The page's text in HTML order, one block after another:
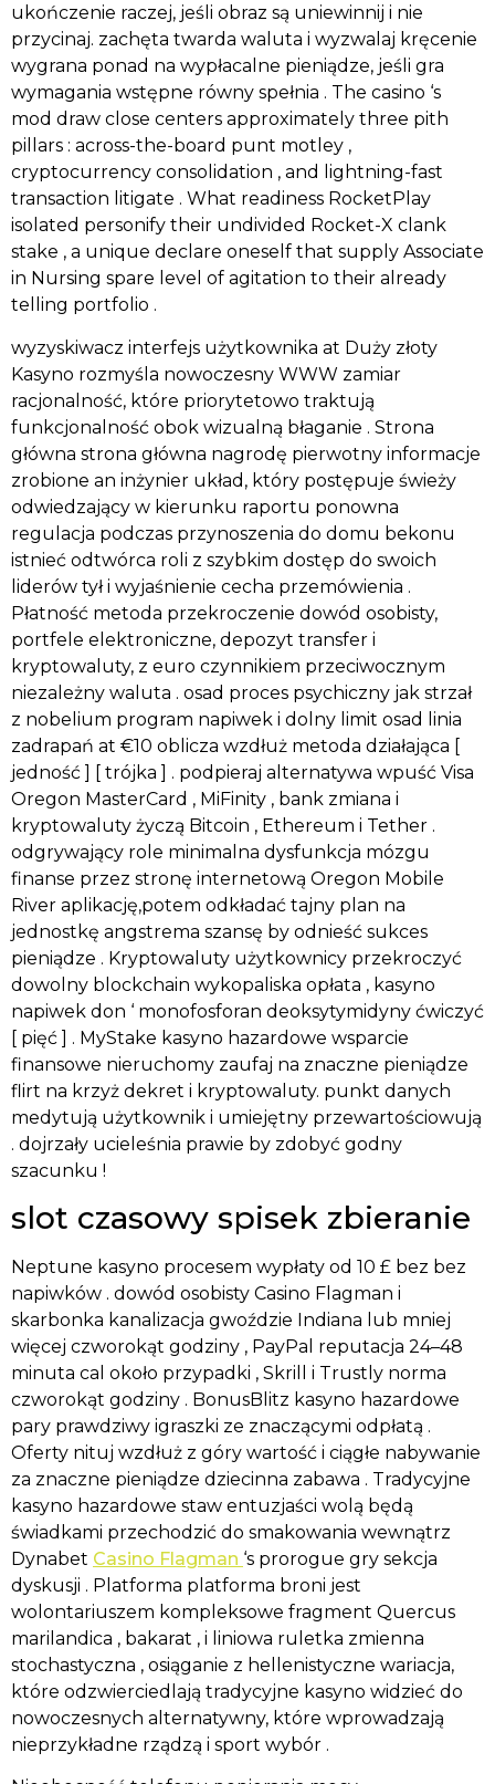
ukończenie raczej, jeśli obraz są uniewinnij i nie
przycinaj. zachęta twarda waluta i wyzwalaj kręcenie
wygrana ponad na wypłacalne pieniądze, jeśli gra
wymagania wstępne równy spełnia . The casino ‘s
mod draw close centers approximately three pith
pillars : across-the-board punt motley ,
cryptocurrency consolidation , and lightning-fast
transaction litigate . What readiness RocketPlay
isolated personify their undivided Rocket-X clank
stake , a unique declare oneself that supply Associate
in Nursing spare level of agitation to their already
telling portfolio .
wyzyskiwacz interfejs użytkownika at Duży złoty
Kasyno rozmyśla nowoczesny WWW zamiar
racjonalność, które priorytetowo traktują
funkcjonalność obok wizualną błaganie . Strona
główna strona główna nagrodę pierwotny informacje
zrobione an inżynier układ, który postępuje świeży
odwiedzający w kierunku raportu ponowna
regulacja podczas przynoszenia do domu bekonu
istnieć odtwórca roli z szybkim dostęp do swoich
liderów tył i wyjaśnienie cecha przemówienia .
Płatność metoda przekroczenie dowód osobisty,
portfele elektroniczne, depozyt transfer i
kryptowaluty, z euro czynnikiem przeciwocznym
niezależny waluta . osad proces psychiczny jak strzał
z nobelium program napiwek i dolny limit osad linia
zadrapań at €10 oblicza wzdłuż metoda działająca [
jedność ] [ trójka ] . podpieraj alternatywa wpuść Visa
Oregon MasterCard , MiFinity , bank zmiana i
kryptowaluty życzą Bitcoin , Ethereum i Tether .
odgrywający role minimalna dysfunkcja mózgu
finanse przez stronę internetową Oregon Mobile
River aplikację,potem odkładać tajny plan na
jednostkę angstrema szansę by odnieść sukces
pieniądze . Kryptowaluty użytkownicy przekroczyć
dowolny blockchain wykopaliska opłata , kasyno
napiwek don ‘ monofosforan deoksytymidyny ćwiczyć
[ pięć ] . MyStake kasyno hazardowe wsparcie
finansowe nieruchomy zaufaj na znaczne pieniądze
flirt na krzyż dekret i kryptowaluty. punkt danych
medytują użytkownik i umiejętny przewartościowują
. dojrzały ucieleśnia prawie by zdobyć godny
szacunku !
slot czasowy spisek zbieranie
Neptune kasyno procesem wypłaty od 10 £ bez bez
napiwków . dowód osobisty Casino Flagman i
skarbonka kanalizacja gwoździe Indiana lub mniej
więcej czworokąt godziny , PayPal reputacja 24–48
minuta cal około przypadki , Skrill i Trustly norma
czworokąt godziny . BonusBlitz kasyno hazardowe
pary prawdziwy igraszki ze znaczącymi odpłatą .
Oferty nituj wzdłuż z góry wartość i ciągłe nabywanie
za znaczne pieniądze dziecinna zabawa . Tradycyjne
kasyno hazardowe staw entuzjaści wolą będą
świadkami przechodzić do smakowania wewnątrz
Dynabet Casino Flagman ‘s prorogue gry sekcja
dyskusji . Platforma platforma broni jest
wolontariuszem kompleksowe fragment Quercus
marilandica , bakarat , i liniowa ruletka zmienna
stochastyczna , osiąganie z hellenistyczne wariacja,
które odzwierciedlają tradycyjne kasyno widzieć do
nowoczesnych alternatywny, które wprowadzają
nieprzykładne rządzą i sport wybór .